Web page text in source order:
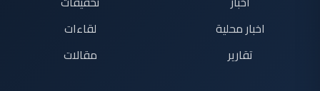
اخبار محلية
تقارير
لقاءات
مقالات